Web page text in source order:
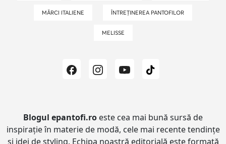
MĂRCI ITALIENE ÎNTREȚINEREA PANTOFILOR
MELISSE
Blogul epantofi.ro este cea mai bună sursă de
inspirație în materie de modă, cele mai recente tendințe
și idei de styling. Echipa noastră editorială este formată